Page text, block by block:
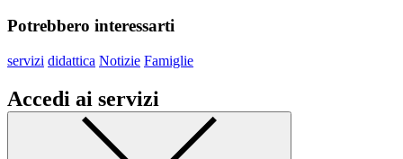
Potrebbero interessarti
servizi didattica Notizie Famiglie
Accedi ai servizi